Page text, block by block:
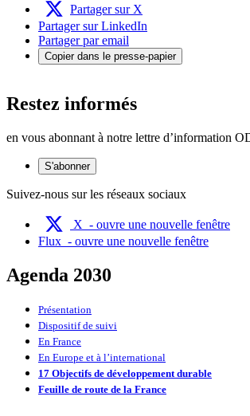
Partager sur X
Partager sur LinkedIn
Partager par email
Copier dans le presse-papier
Restez informés
en vous abonnant à notre lettre d’information
S'abonner
Suivez-nous sur les réseaux sociaux
X - ouvre une nouvelle fenêtre
Flux - ouvre une nouvelle fenêtre
Agenda 2030
Présentation
Dispositif de suivi
En France
En Europe et à l’international
17 Objectifs de développement durable
Feuille de route de la France